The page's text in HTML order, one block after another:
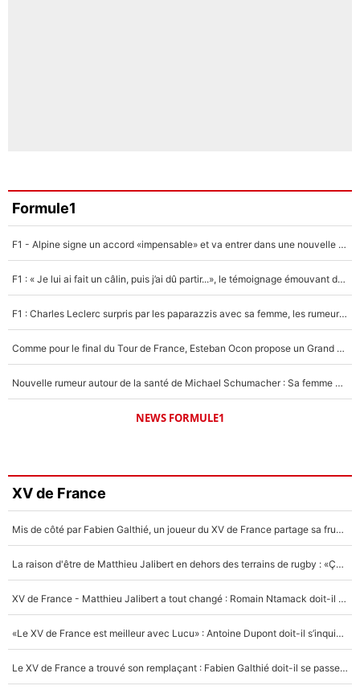
Formule1
F1 - Alpine signe un accord «impensable» et va entrer dans une nouvelle dimension : Grande nouvelle pour Pierre Gasly !
F1 : « Je lui ai fait un câlin, puis j’ai dû partir...», le témoignage émouvant de Max Verstappen sur sa fille
F1 : Charles Leclerc surpris par les paparazzis avec sa femme, les rumeurs étaient vraies !
Comme pour le final du Tour de France, Esteban Ocon propose un Grand Prix de Formule 1 à Paris : «Autour de l’Arc de Triomphe, ce serait génial» !
Nouvelle rumeur autour de la santé de Michael Schumacher : Sa femme Corinna sort du silence
NEWS FORMULE1
XV de France
Mis de côté par Fabien Galthié, un joueur du XV de France partage sa frustration : «ils ne me l’ont pas dit tout de suite»
La raison d'être de Matthieu Jalibert en dehors des terrains de rugby : «Ça m'atteint autant que si tu touches à un membre de ma famille»
XV de France - Matthieu Jalibert a tout changé : Romain Ntamack doit-il s’inquiéter pour sa place à un an de la Coupe du monde ?
«Le XV de France est meilleur avec Lucu» : Antoine Dupont doit-il s’inquiéter pour sa place ?
Le XV de France a trouvé son remplaçant : Fabien Galthié doit-il se passer d'Antoine Dupont ?